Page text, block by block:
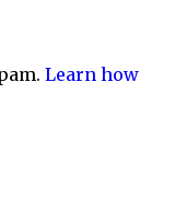
Learn how